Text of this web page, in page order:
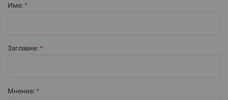
Име:
Заглавиe:
Мнение: